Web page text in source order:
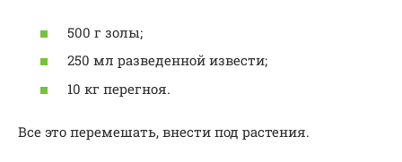
500 г золы;
250 мл разведенной извести;
10 кг перегноя.
Все это перемешать, внести под растения.